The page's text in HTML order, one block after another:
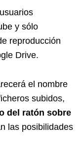
y sólo
reproducción
Drive.
el nombre
subidos,
del ratón sobre
las posibilidades